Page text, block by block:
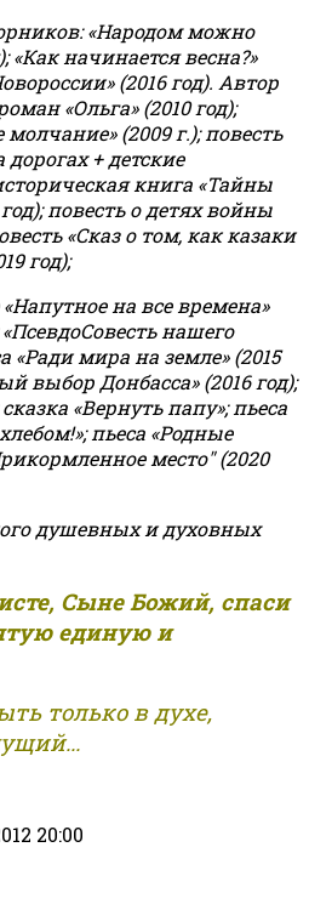
«Народом можно
«Как начинается весна?»
(2016 год). Автор
«Ольга» (2010 год);
(2009 г.); повесть
+ детские
книга «Тайны
повесть о детях войны
«Сказ о том, как казаки
год);
на все времена»
нашего
«Ради мира на земле» (2015
выбор Донбасса» (2016 год);
«Вернуть папу»; пьеса
;пьеса «Родные
место" (2020
душевных и духовных
Сыне Божий, спаси
единую и
только в духе,
20:00